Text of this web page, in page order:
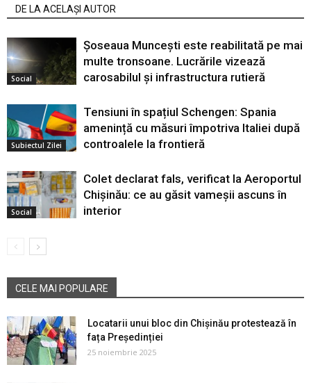
DE LA ACELAȘI AUTOR
Social
Șoseaua Muncești este reabilitată pe mai
multe tronsoane. Lucrările vizează
carosabilul și infrastructura rutieră
Subiectul Zilei
Tensiuni în spațiul Schengen: Spania
amenință cu măsuri împotriva Italiei după
controalele la frontieră
Social
Colet declarat fals, verificat la Aeroportul
Chișinău: ce au găsit vameșii ascuns în
interior
CELE MAI POPULARE
Locatarii unui bloc din Chișinău protestează în
fața Președinției
25 noiembrie 2025